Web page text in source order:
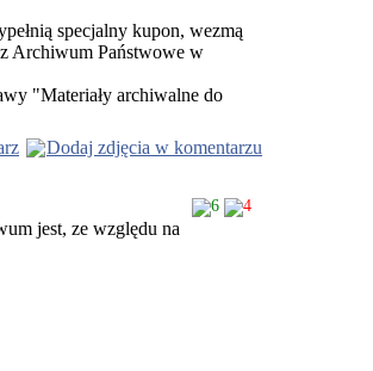
specjalny kupon, wezmą
Archiwum Państwowe w
"Materiały archiwalne do
Dodaj zdjęcia w komentarzu
6 4
jest, ze względu na